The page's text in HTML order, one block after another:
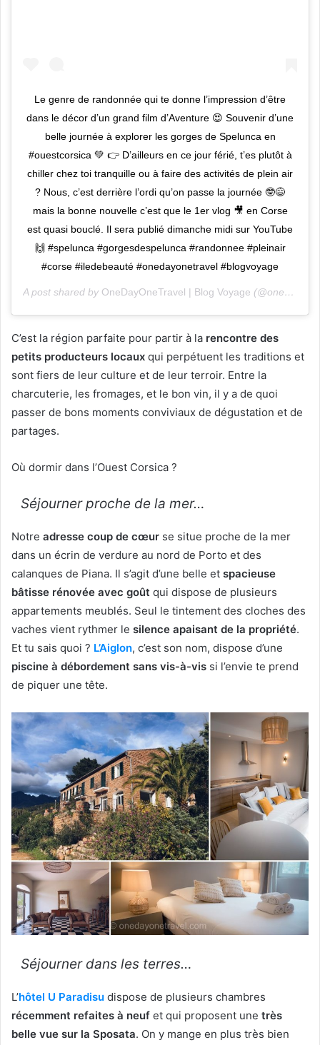
Le genre de randonnée qui te donne l’impression d’être
dans le décor d’un grand film d’Aventure 😍 Souvenir d’une
belle journée à explorer les gorges de Spelunca en
#ouestcorsica 💚 👉 D’ailleurs en ce jour férié, t’es plutôt à
chiller chez toi tranquille ou à faire des activités de plein air
? Nous, c’est derrière l’ordi qu’on passe la journée 🤓😅
mais la bonne nouvelle c’est que le 1er vlog 🎥 en Corse
est quasi bouclé. Il sera publié dimanche midi sur YouTube
🙌 #spelunca #gorgesdespelunca #randonnee #pleinair
#corse #iledebeauté #onedayonetravel #blogvoyage
A post shared by OneDayOneTravel | Blog Voyage (@onedayonetravel) on
C’est la région parfaite pour partir à la rencontre des
petits producteurs locaux qui perpétuent les traditions et
sont fiers de leur culture et de leur terroir. Entre la
charcuterie, les fromages, et le bon vin, il y a de quoi
passer de bons moments conviviaux de dégustation et de
partages.
Où dormir dans l’Ouest Corsica ?
Séjourner proche de la mer…
Notre adresse coup de cœur se situe proche de la mer
dans un écrin de verdure au nord de Porto et des
calanques de Piana. Il s’agit d’une belle et spacieuse
bâtisse rénovée avec goût qui dispose de plusieurs
appartements meublés. Seul le tintement des cloches des
vaches vient rythmer le silence apaisant de la propriété.
Et tu sais quoi ? L’Aiglon, c’est son nom, dispose d’une
piscine à débordement sans vis-à-vis si l’envie te prend
de piquer une tête.
Séjourner dans les terres…
L’hôtel U Paradisu dispose de plusieurs chambres
récemment refaites à neuf et qui proposent une très
belle vue sur la Sposata. On y mange en plus très bien